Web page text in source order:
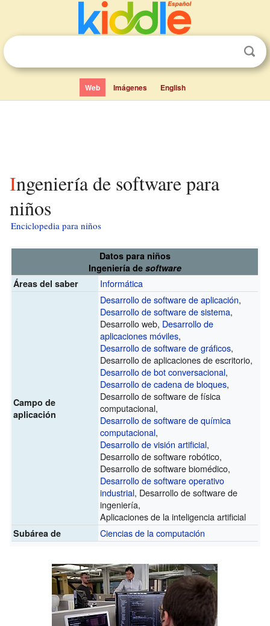
Web Imágenes English
Ingeniería de software para
niños
Enciclopedia para niños
Datos para niños
Ingeniería de software
Áreas del saber
Informática
Campo de
aplicación
Desarrollo de software de aplicación,
Desarrollo de software de sistema,
Desarrollo web, Desarrollo de
aplicaciones móviles,
Desarrollo de software de gráficos,
Desarrollo de aplicaciones de escritorio,
Desarrollo de bot conversacional,
Desarrollo de cadena de bloques,
Desarrollo de software de física
computacional,
Desarrollo de software de química
computacional,
Desarrollo de visión artificial,
Desarrollo de software robótico,
Desarrollo de software biomédico,
Desarrollo de software operativo
industrial, Desarrollo de software de
ingeniería,
Aplicaciones de la inteligencia artificial
Subárea de Ciencias de la computación